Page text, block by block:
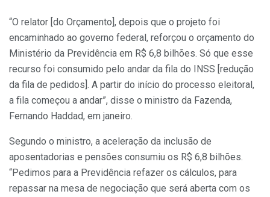
“O relator [do Orçamento], depois que o projeto foi
encaminhado ao governo federal, reforçou o orçamento do
Ministério da Previdência em R$ 6,8 bilhões. Só que esse
recurso foi consumido pelo andar da fila do INSS [redução
da fila de pedidos]. A partir do início do processo eleitoral,
a fila começou a andar”, disse o ministro da Fazenda,
Fernando Haddad, em janeiro.
Segundo o ministro, a aceleração da inclusão de
aposentadorias e pensões consumiu os R$ 6,8 bilhões.
“Pedimos para a Previdência refazer os cálculos, para
repassar na mesa de negociação que será aberta com os